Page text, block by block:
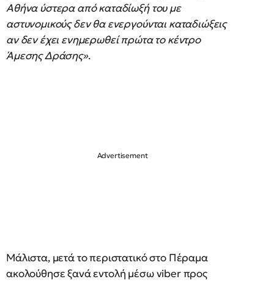
Αθήνα ύστερα από καταδίωξή του με
αστυνομικούς δεν θα ενεργούνται καταδιώξεις
αν δεν έχει ενημερωθεί πρώτα το κέντρο
Άμεσης Δράσης».
Μάλιστα, μετά το περιστατικό στο Πέραμα
ακολούθησε ξανά εντολή μέσω viber προς